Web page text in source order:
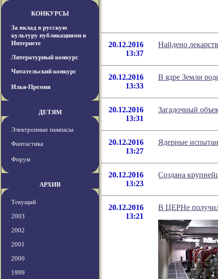
КОНКУРСЫ
За вклад в русскую
культуру публикациями в
Интернете
Литературный конкурс
Читательский конкурс
Илья-Премия
ДЕТЯМ
Электронные пампасы
Фантастика
Форум
АРХИВ
Текущий
2003
2002
2001
2000
1999
20.12.2016
13:37
Найдено
20.12.2016
13:33
В ядре Земли
20.12.2016
13:31
Загадочный
20.12.2016
13:27
Ядерные
20.12.2016
13:23
Создана
20.12.2016
13:21
В ЦЕРНе